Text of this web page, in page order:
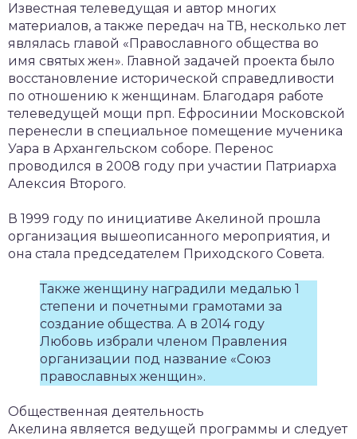
Известная телеведущая и автор многих
материалов, а также передач на ТВ, несколько лет
являлась главой «Православного общества во
имя святых жен». Главной задачей проекта было
восстановление исторической справедливости
по отношению к женщинам. Благодаря работе
телеведущей мощи прп. Ефросинии Московской
перенесли в специальное помещение мученика
Уара в Архангельском соборе. Перенос
проводился в 2008 году при участии Патриарха
Алексия Второго.
В 1999 году по инициативе Акелиной прошла
организация вышеописанного мероприятия, и
она стала председателем Приходского Совета.
Также женщину наградили медалью 1
степени и почетными грамотами за
создание общества. А в 2014 году
Любовь избрали членом Правления
организации под название «Союз
православных женщин».
Общественная деятельность
Акелина является ведущей программы и следует